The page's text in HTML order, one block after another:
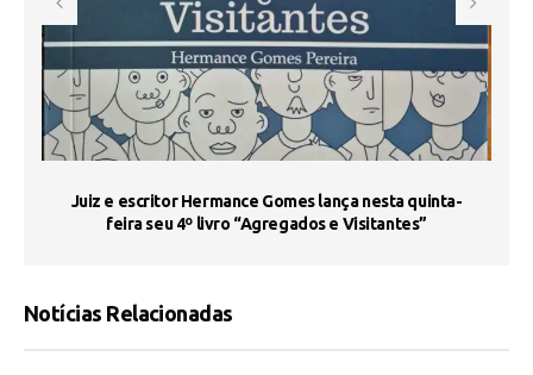
Juiz e escritor Hermance Gomes lança nesta quinta-
feira seu 4º livro “Agregados e Visitantes”
Notícias Relacionadas